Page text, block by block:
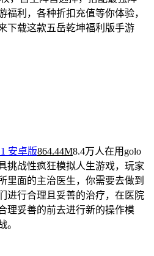
福利，各种折扣充值等你体验，
下载这款五岳乾坤福利版手游
安卓版864.44M8.4万人在用 golo
挑战性疯狂模拟人生游戏，玩家
里面的主治医生，你需要去做到
进行合理且妥善的治疗，在医院
理妥善的前去进行新的操作模
。